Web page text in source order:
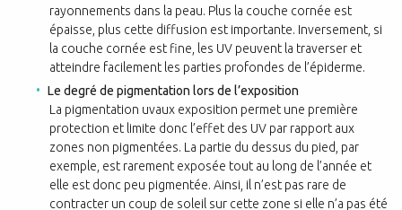
rayonnements dans la peau. Plus la couche cornée est
épaisse, plus cette diffusion est importante. Inversement, si
la couche cornée est fine, les UV peuvent la traverser et
atteindre facilement les parties profondes de l’épiderme.
Le degré de pigmentation lors de l’exposition
La pigmentation uvaux exposition permet une première
protection et limite donc l’effet des UV par rapport aux
zones non pigmentées. La partie du dessus du pied, par
exemple, est rarement exposée tout au long de l’année et
elle est donc peu pigmentée. Ainsi, il n’est pas rare de
contracter un coup de soleil sur cette zone si elle n’a pas été